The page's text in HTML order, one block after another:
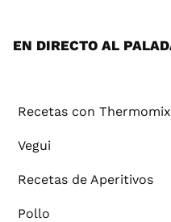
EN DIRECTO AL
Recetas con Thermomix
Vegui
Recetas de Aperitivos
Pollo